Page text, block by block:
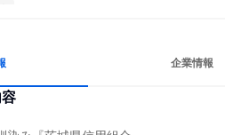
企業情報